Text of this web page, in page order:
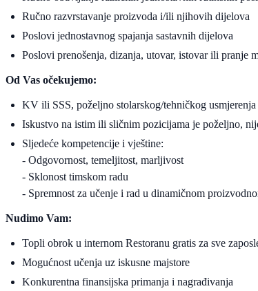
Ručno razvrstavanje proizvoda i/ili njihovih dijelova
Poslovi jednostavnog spajanja sastavnih dijelova
Poslovi prenošenja, dizanja, utovar, istovar ili pranje
Od Vas očekujemo:
KV ili SSS, poželjno stolarskog/tehničkog usmjerenja
Iskustvo na istim ili sličnim pozicijama je poželjno,
Sljedeće kompetencije i vještine:
- Odgovornost, temeljitost, marljivost
- Sklonost timskom radu
- Spremnost za učenje i rad u dinamičnom
Nudimo Vam:
Topli obrok u internom Restoranu gratis za sve
Mogućnost učenja uz iskusne majstore
Konkurentna finansijska primanja i nagrađivanja